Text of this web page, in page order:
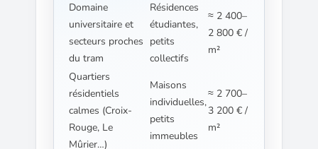
Domaine
universitaire et
secteurs proches
du tram
Résidences
étudiantes,
petits
collectifs
≈ 2 400–
2 800 € /
m²
Quartiers
résidentiels
calmes (Croix-
Rouge, Le
Mûrier…)
Maisons
individuelles,
petits
immeubles
≈ 2 700–
3 200 € /
m²